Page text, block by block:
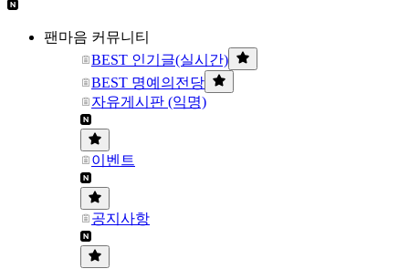
팬마음 커뮤니티
BEST 인기글(실시간)
BEST 명예의전당
자유게시판 (익명)
이벤트
공지사항